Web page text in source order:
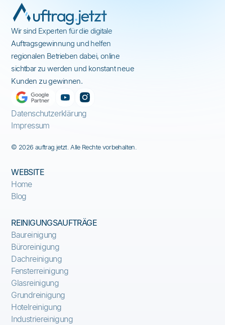
Wir sind Experten für die digitale
Auftragsgewinnung und helfen
regionalen Betrieben dabei, online
sichtbar zu werden und konstant neue
Kunden zu gewinnen.
Datenschutzerklärung
Impressum
© 2026 auftrag.jetzt. Alle Rechte vorbehalten.
WEBSITE
Home
Blog
REINIGUNGSAUFTRÄGE
Baureinigung
Büroreinigung
Dachreinigung
Fensterreinigung
Glasreinigung
Grundreinigung
Hotelreinigung
Industriereinigung